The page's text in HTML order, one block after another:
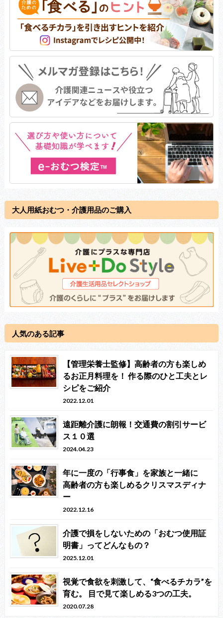
大人用紙おむつ・介護用品のご購入
人気のある記事
【管理栄養士監修】高齢者の方も楽しめ
るお正月料理を！ 作る際のひと工夫とレ
シピをご紹介
2022.12.01
遠距離介護に朗報！交通費の割引サービ
ス１０選
2024.04.23
年に一度の「行事食」を家族と一緒に
高齢者の方も楽しめるクリスマスディナ
ー
2022.12.16
介護で損をしないための「おむつ使用証
明書」ってどんなもの？
2025.12.01
視覚で食欲を刺激して、“食べるチカラ”を
育む。 目で見て楽しめる3つの工夫。
2020.07.28